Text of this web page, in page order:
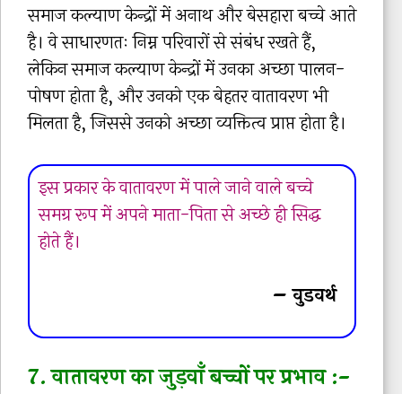
समाज कल्याण केन्द्रों में अनाथ और बेसहारा बच्चे आते
है। वे साधारणतः निम्न परिवारों से संबंध रखते हैं,
लेकिन समाज कल्याण केन्द्रों में उनका अच्छा पालन-
पोषण होता है, और उनको एक बेहतर वातावरण भी
मिलता है, जिससे उनको अच्छा व्यक्तित्व प्राप्त होता है।
इस प्रकार के वातावरण में पाले जाने वाले बच्चे
समग्र रूप में अपने माता-पिता से अच्छे ही सिद्ध
होते हैं।
– वुडवर्थ
7. वातावरण का जुड़वाँ बच्चों पर प्रभाव :-